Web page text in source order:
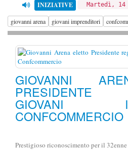
INIZIATIVE Martedì, 14
giovanni arena giovani imprenditori
GIOVANNI
PRESIDENTE
GIOVANI
CONFCOMMERCIO
Prestigioso riconoscimento per il